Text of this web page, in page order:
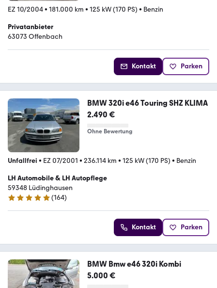
EZ 10/2004• 181.000 km • 125 kW (170 PS) • Benzin
Privatanbieter
63073 Offenbach
Kontakt Parken
BMW 320i e46 Touring SHZ KLIMA
2.490 €
Ohne Bewertung
Unfallfrei • EZ 07/2001 • 236.114 km • 125 kW (170 PS) • Benzin
LH Automobile & LH Autopflege
59348 Lüdinghausen
4.8 Sterne
(164)
Kontakt Parken
BMW Bmw e46 320i Kombi
5.000 €